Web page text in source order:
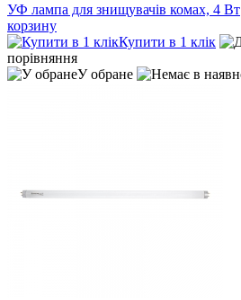
УФ лампа для знищувачів комах, 4 Вт
корзину
Купити в 1 клік
порівняння
У обране